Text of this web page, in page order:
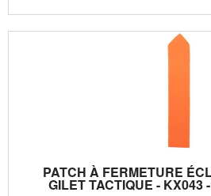
PATCH À FERMETURE
GILET TACTIQUE - KX043